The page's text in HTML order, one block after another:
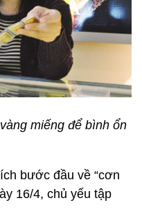
miếng để bình ổn
bước đầu về “cơn
16/4, chủ yếu tập